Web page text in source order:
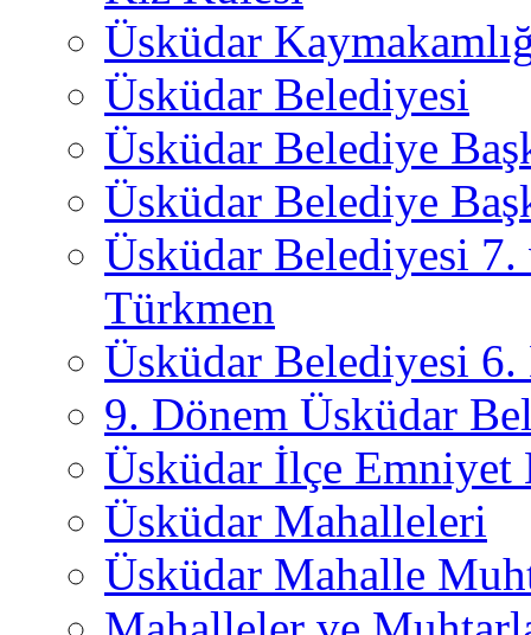
Üsküdar
Üsküdar Belediyesi
Üsküdar Belediye
Üsküdar Belediye
Üsküdar Belediyesi
Türkmen
Üsküdar Belediyesi 6.
9. Dönem Üsküdar
Üsküdar İlçe
Üsküdar Mahalleleri
Üsküdar Mahalle